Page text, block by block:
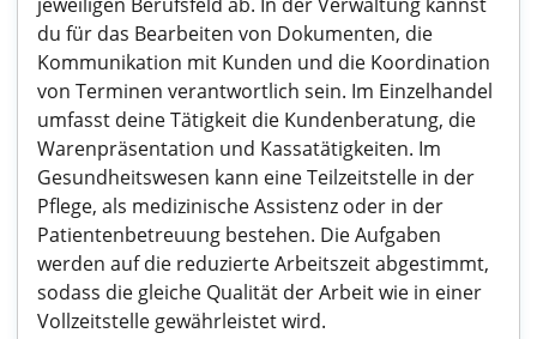
du für das Bearbeiten von Dokumenten, die
Kommunikation mit Kunden und die Koordination
von Terminen verantwortlich sein. Im Einzelhandel
umfasst deine Tätigkeit die Kundenberatung, die
Warenpräsentation und Kassatätigkeiten. Im
Gesundheitswesen kann eine Teilzeitstelle in der
Pflege, als medizinische Assistenz oder in der
Patientenbetreuung bestehen. Die Aufgaben
werden auf die reduzierte Arbeitszeit abgestimmt,
sodass die gleiche Qualität der Arbeit wie in einer
Vollzeitstelle gewährleistet wird.